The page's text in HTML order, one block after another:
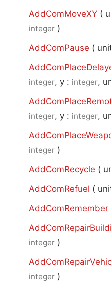
AddComMoveXY (
integer )
AddComPause (
integer, y : integer,
integer, y : integer,
integer )
AddComRecycle (
AddComRefuel (
AddComRemember
integer )
integer )